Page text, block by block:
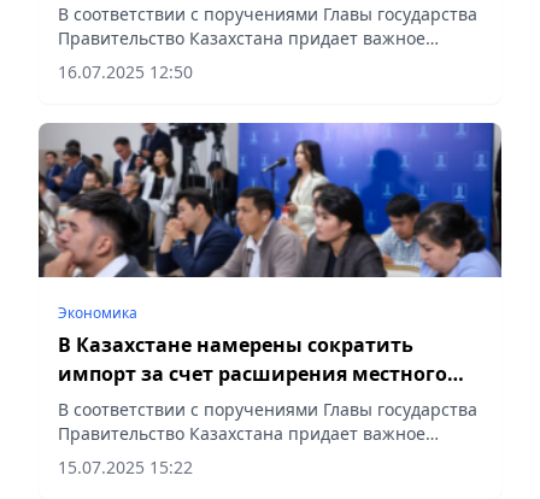
В соответствии с поручениями Главы государства
Правительство Казахстана придает важное
значение развитию несырьевого сектора и
поддержке отечественного производителя,
16.07.2025 12:50
Экономика
В Казахстане намерены сократить
импорт за счет расширения местного
производства
В соответствии с поручениями Главы государства
Правительство Казахстана придает важное
значение развитию несырьевого сектора и
поддержке отечественного производителя,
15.07.2025 15:22